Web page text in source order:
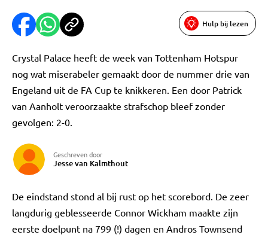
Hulp bij lezen
Crystal Palace heeft de week van Tottenham Hotspur
nog wat miserabeler gemaakt door de nummer drie van
Engeland uit de FA Cup te knikkeren. Een door Patrick
van Aanholt veroorzaakte strafschop bleef zonder
gevolgen: 2-0.
Geschreven door
Jesse van Kalmthout
De eindstand stond al bij rust op het scorebord. De zeer
langdurig geblesseerde Connor Wickham maakte zijn
eerste doelpunt na 799 (!) dagen en Andros Townsend